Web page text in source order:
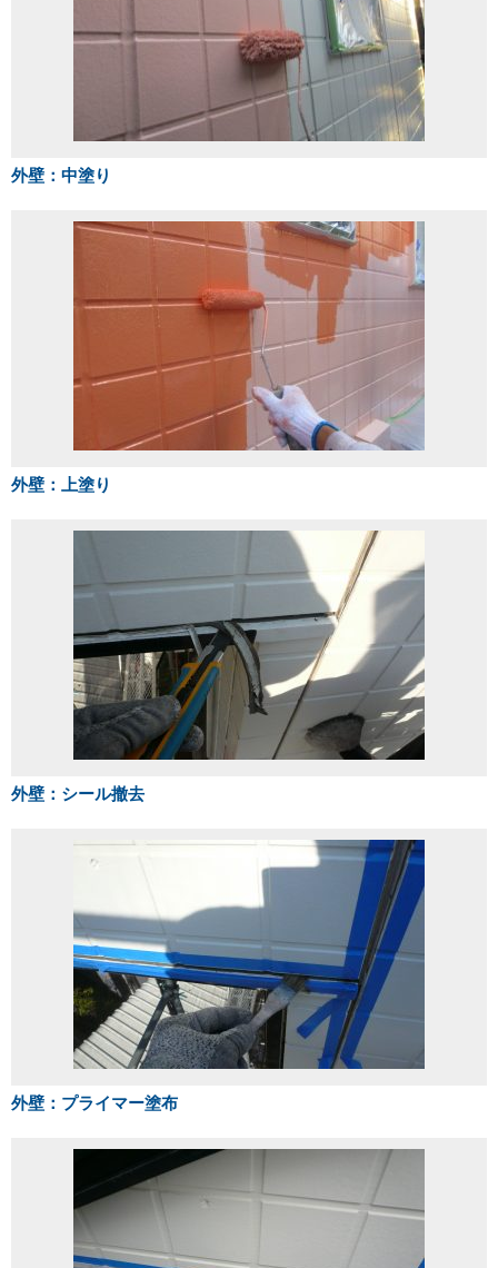
外壁：中塗り
外壁：上塗り
外壁：シール撤去
外壁：プライマー塗布